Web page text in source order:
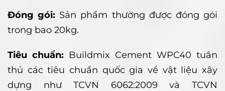
Đóng gói: Sản phẩm thường được đóng gói
trong bao 20kg.
Tiêu chuẩn: Buildmix Cement WPC40 tuân
thủ các tiêu chuẩn quốc gia về vật liệu xây
dựng như TCVN 6062:2009 và TCVN